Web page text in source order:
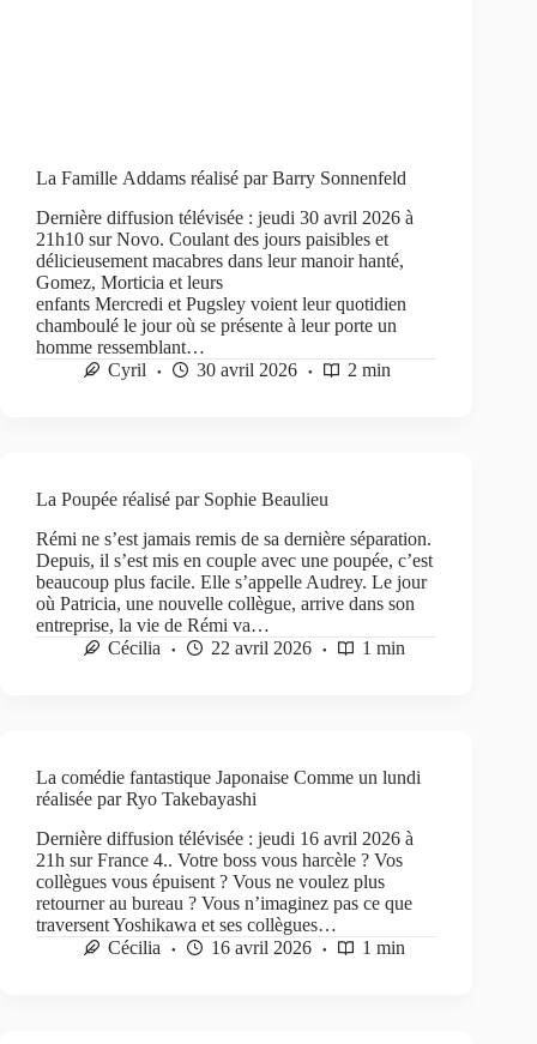
La Famille Addams réalisé par Barry Sonnenfeld
Dernière diffusion télévisée : jeudi 30 avril 2026 à
21h10 sur Novo. Coulant des jours paisibles et
délicieusement macabres dans leur manoir hanté,
Gomez, Morticia et leurs
enfants Mercredi et Pugsley voient leur quotidien
chamboulé le jour où se présente à leur porte un
homme ressemblant…
Cyril
30 avril 2026 2 min
La Poupée réalisé par Sophie Beaulieu
Rémi ne s’est jamais remis de sa dernière séparation.
Depuis, il s’est mis en couple avec une poupée, c’est
beaucoup plus facile. Elle s’appelle Audrey. Le jour
où Patricia, une nouvelle collègue, arrive dans son
entreprise, la vie de Rémi va…
Cécilia
22 avril 2026 1 min
La comédie fantastique Japonaise Comme un lundi
réalisée par Ryo Takebayashi
Dernière diffusion télévisée : jeudi 16 avril 2026 à
21h sur France 4.. Votre boss vous harcèle ? Vos
collègues vous épuisent ? Vous ne voulez plus
retourner au bureau ? Vous n’imaginez pas ce que
traversent Yoshikawa et ses collègues…
Cécilia
16 avril 2026 1 min